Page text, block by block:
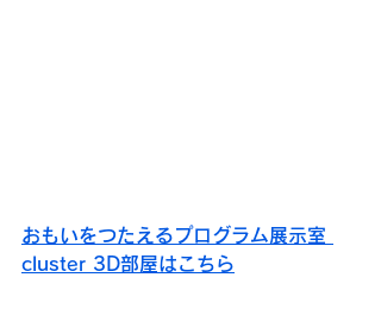
おもいをつたえるプログラム展示室
cluster 3D部屋はこちら